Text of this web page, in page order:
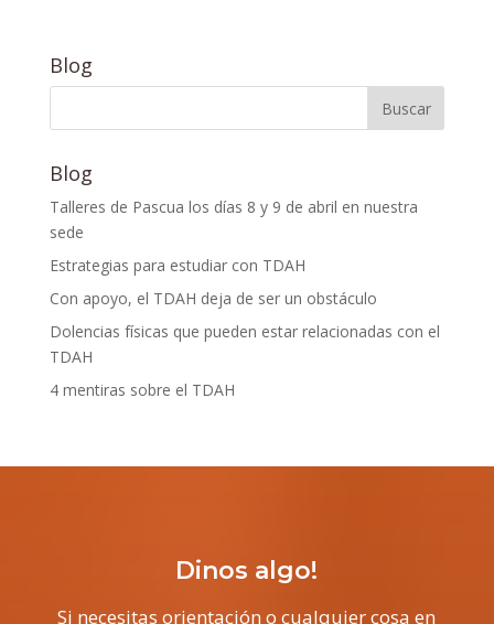
Blog
Blog
Talleres de Pascua los días 8 y 9 de abril en nuestra
sede
Estrategias para estudiar con TDAH
Con apoyo, el TDAH deja de ser un obstáculo
Dolencias físicas que pueden estar relacionadas con el
TDAH
4 mentiras sobre el TDAH
Dinos algo!
Si necesitas orientación o cualquier cosa en